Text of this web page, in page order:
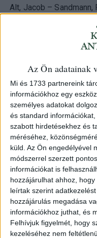
Az Ön adatainak
Mi és 1733 partnereink
információkhoz egy
személyes adatokat
és standard
szabott hirdetésekhez és
méréséhez,
küld. Az Ön engedélyével
módszerrel szerzett
információkat is
hozzájárulhat ahhoz,
leírtak szerint
hozzájárulás megadása
információkhoz juthat, és
Felhívjuk figyelmét, hogy
kezeléséhez nem
Alt, Jacob – Sandmann,
Buda látképe –
HUF 360 000
Category: Budapest
ID
102882
Megjelent Bermann, J.:
1851.
A kőnyomat Jacob Alt
készült. A kép a Gellért-
háttérben a budai
(Fővám) tér környéki